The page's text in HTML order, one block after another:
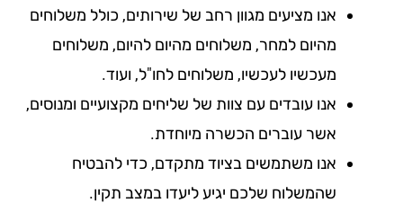
אנו מציעים מגוון רחב של שירותים, כולל משלוחים
מהיום למחר, משלוחים מהיום להיום, משלוחים
מעכשיו לעכשיו, משלוחים לחו"ל, ועוד.
אנו עובדים עם צוות של שליחים מקצועיים ומנוסים,
אשר עוברים הכשרה מיוחדת.
אנו משתמשים בציוד מתקדם, כדי להבטיח
שהמשלוח שלכם יגיע ליעדו במצב תקין.